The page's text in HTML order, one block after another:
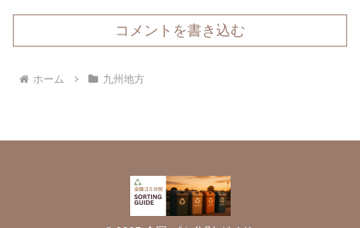
コメントを書き込む
ホーム 九州地方